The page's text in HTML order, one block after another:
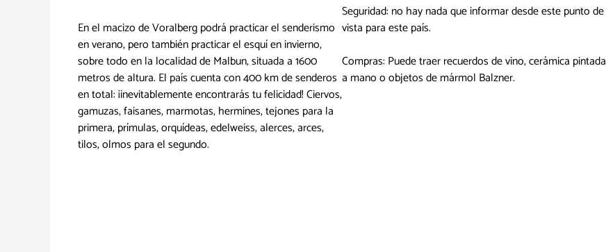
En el macizo de Voralberg podrá practicar el senderismo
en verano, pero también practicar el esquí en invierno,
sobre todo en la localidad de Malbun, situada a 1600
metros de altura. El país cuenta con 400 km de senderos
en total: ¡inevitablemente encontrarás tu felicidad! Ciervos,
gamuzas, faisanes, marmotas, hermines, tejones para la
primera, prímulas, orquídeas, edelweiss, alerces, arces,
tilos, olmos para el segundo.
Seguridad: no hay nada que informar desde este punto de
vista para este país.
Compras: Puede traer recuerdos de vino, cerámica pintada
a mano o objetos de mármol Balzner.